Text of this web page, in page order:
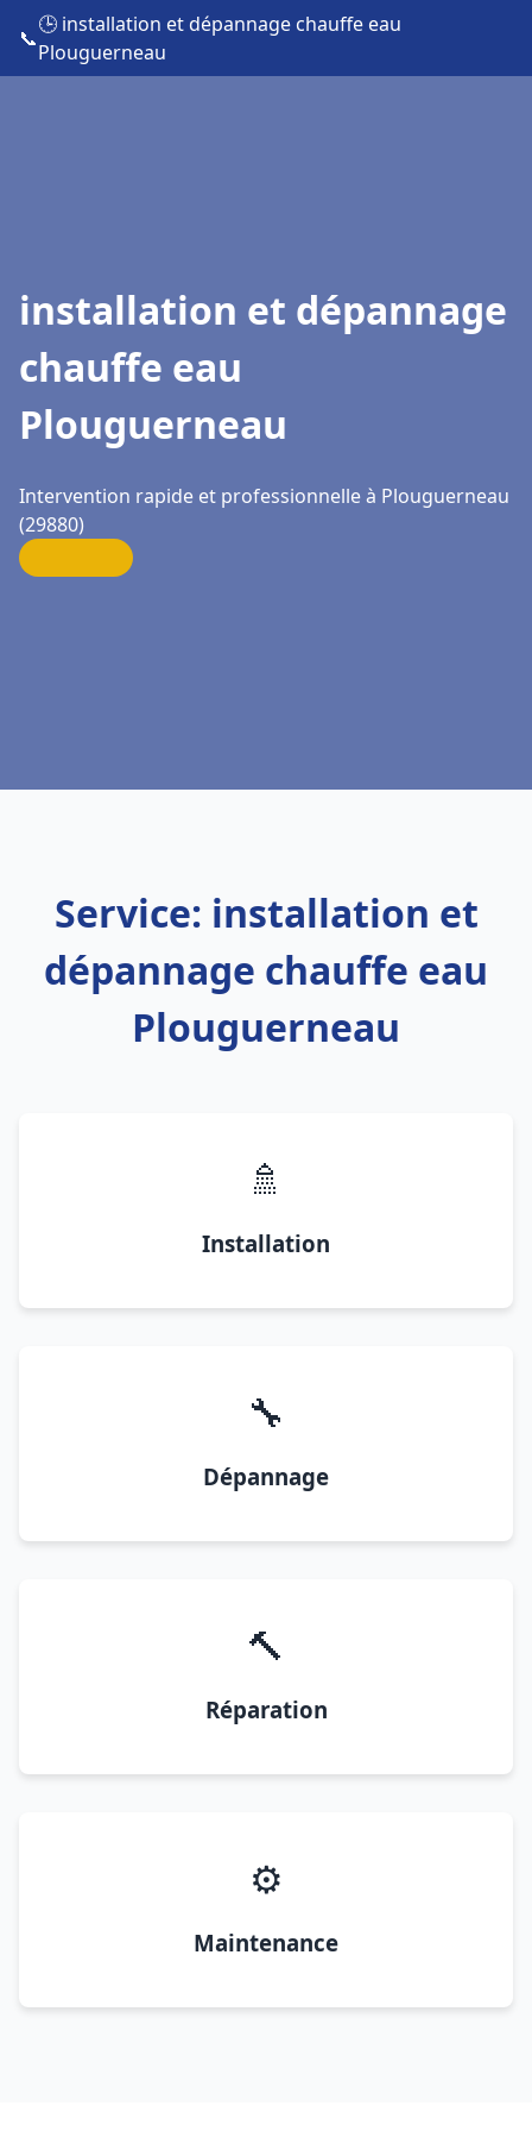
📞
🕒 installation et dépannage chauffe eau
Plouguerneau
installation et dépannage
chauffe eau
Plouguerneau
Intervention rapide et professionnelle à Plouguerneau
(29880)
Service: installation et
dépannage chauffe eau
Plouguerneau
🚿
Installation
🔧
Dépannage
🔨
Réparation
⚙️
Maintenance